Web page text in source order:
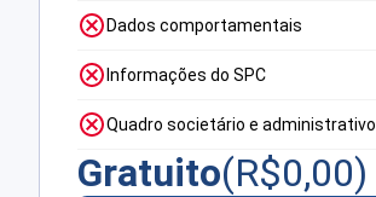
Dados comportamentais
Informações do SPC
Quadro societário e administrativo
Gratuito(R$0,00)